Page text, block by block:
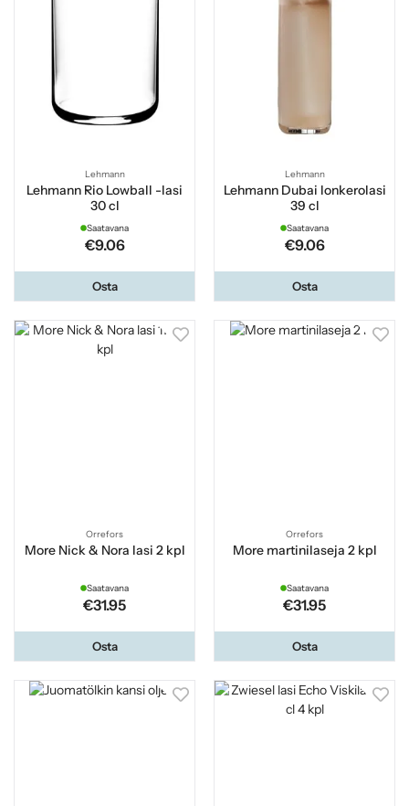
Lehmann
Lehmann Rio Lowball -lasi
30 cl
Saatavana
€9.06
Osta
Lehmann
Lehmann Dubai lonkerolasi
39 cl
Saatavana
€9.06
Osta
Orrefors
More Nick & Nora lasi 2 kpl
Saatavana
€31.95
Osta
Orrefors
More martinilaseja 2 kpl
Saatavana
€31.95
Osta